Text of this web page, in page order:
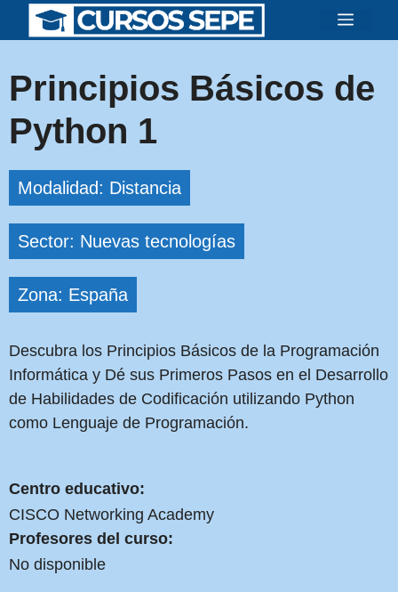
Saltar
Menú
Principios Básicos de
Python 1
Modalidad: Distancia
Sector: Nuevas tecnologías
Zona: España
Descubra los Principios Básicos de la Programación
Informática y Dé sus Primeros Pasos en el Desarrollo
de Habilidades de Codificación utilizando Python
como Lenguaje de Programación.
Centro educativo:
CISCO Networking Academy
Profesores del curso:
No disponible